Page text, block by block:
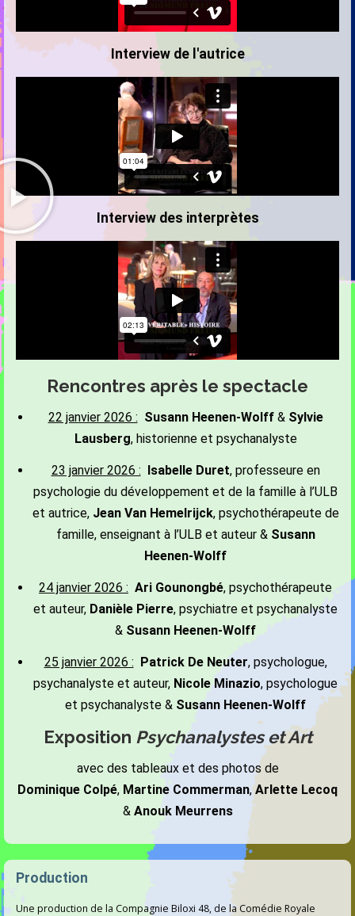
Interview de l'autrice
Interview des interprètes
Rencontres après le spectacle
22 janvier 2026 : Susann Heenen-Wolff& Sylvie
Lausberg, historienne et psychanalyste
23 janvier 2026 : Isabelle Duret, professeure en
psychologie du développement et de la famille à l’ULB
et autrice, Jean Van Hemelrijck, psychothérapeute de
famille, enseignant à l’ULB et auteur & Susann
Heenen-Wolff
24 janvier 2026 : Ari Gounongbé, psychothérapeute
et auteur, Danièle Pierre, psychiatre et psychanalyste
& Susann Heenen-Wolff
25 janvier 2026 : Patrick De Neuter, psychologue,
psychanalyste et auteur, Nicole Minazio, psychologue
et psychanalyste & Susann Heenen-Wolff
Exposition Psychanalystes et Art
avec des tableaux et des photos de
Dominique Colpé, Martine Commerman,Arlette Lecoq
& Anouk Meurrens
Production
Une production de la Compagnie Biloxi 48, de la Comédie Royale